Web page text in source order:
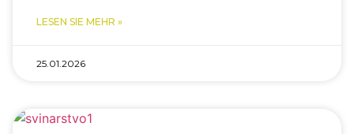
LESEN SIE MEHR »
25.01.2026